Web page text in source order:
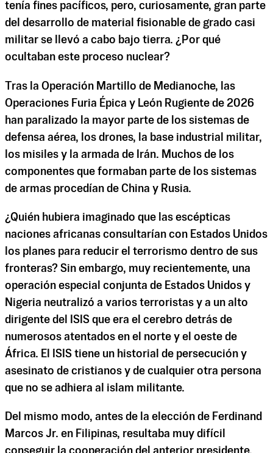
tenía fines pacíficos, pero, curiosamente, gran parte
del desarrollo de material fisionable de grado casi
militar se llevó a cabo bajo tierra. ¿Por qué
ocultaban este proceso nuclear?
Tras la Operación Martillo de Medianoche, las
Operaciones Furia Épica y León Rugiente de 2026
han paralizado la mayor parte de los sistemas de
defensa aérea, los drones, la base industrial militar,
los misiles y la armada de Irán. Muchos de los
componentes que formaban parte de los sistemas
de armas procedían de China y Rusia.
¿Quién hubiera imaginado que las escépticas
naciones africanas consultarían con Estados Unidos
los planes para reducir el terrorismo dentro de sus
fronteras? Sin embargo, muy recientemente, una
operación especial conjunta de Estados Unidos y
Nigeria neutralizó a varios terroristas y a un alto
dirigente del ISIS que era el cerebro detrás de
numerosos atentados en el norte y el oeste de
África. El ISIS tiene un historial de persecución y
asesinato de cristianos y de cualquier otra persona
que no se adhiera al islam militante.
Del mismo modo, antes de la elección de Ferdinand
Marcos Jr. en Filipinas, resultaba muy difícil